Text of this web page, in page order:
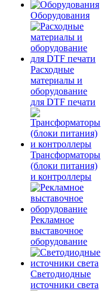
Оборудования
Расходные
материалы и
оборудование
для DTF печати
Трансформаторы
(блоки питания)
и контроллеры
Рекламное
выставочное
оборудование
Светодиодные
источники света